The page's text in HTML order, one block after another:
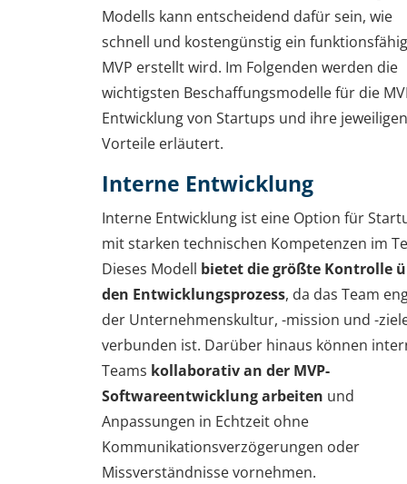
Modells kann entscheidend dafür sein, wie
schnell und kostengünstig ein
MVP erstellt wird. Im Folgenden werden die
wichtigsten Beschaffungsmodelle für die
Entwicklung von Startups und ihre jeweiligen
Vorteile erläutert.
Interne Entwicklung
Interne Entwicklung ist eine Option für
mit starken technischen Kompetenzen im
Dieses Modell bietet die größte Kontrolle
den Entwicklungsprozess, da das Team
der Unternehmenskultur, -mission und -
verbunden ist. Darüber hinaus können
Teams kollaborativ an der MVP-
Softwareentwicklung arbeiten und
Anpassungen in Echtzeit ohne
Kommunikationsverzögerungen oder
Missverständnisse vornehmen.